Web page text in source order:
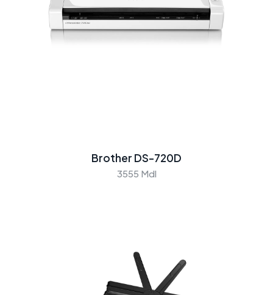
Brother DS-720D
3555 Mdl